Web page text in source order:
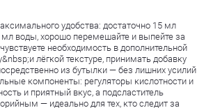
удобства: достаточно 15 мл
воды, хорошо перемешайте и выпейте за
необходимость в дополнительной
лёгкой текстуре, принимать добавку
из бутылки — без лишних усилий
компоненты: регуляторы кислотности и
и приятный вкус, а подсластитель
— идеально для тех, кто следит за